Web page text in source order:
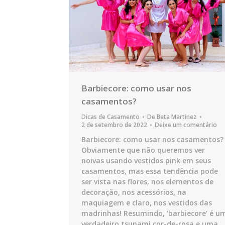
Barbiecore: como usar nos
casamentos?
Dicas de Casamento De Beta Martinez
2 de setembro de 2022
Deixe um comentário
Barbiecore: como usar nos casamentos?
Obviamente que não queremos ver
noivas usando vestidos pink em seus
casamentos, mas essa tendência pode
ser vista nas flores, nos elementos de
decoração, nos acessórios, na
maquiagem e claro, nos vestidos das
madrinhas! Resumindo, ‘barbiecore’ é